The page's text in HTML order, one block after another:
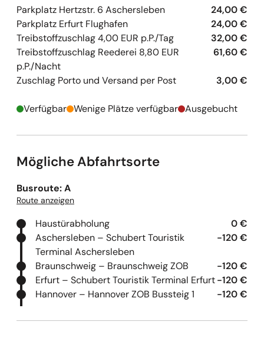
Reiseleitung
Austernverkostung in Cancale (3 Stück pro
Person)
Eintritt (ohne Führung) zur Abtei des Mont-
Saint-Michel
Besuch der Kathedrale in Amiens
Ausflügen
Parkplatz Hertzstr. 6 Aschersleben
24,00 €
Parkplatz Erfurt Flughafen
24,00 €
Treibstoffzuschlag 4,00 EUR p.P./Tag
32,00 €
Treibstoffzuschlag Reederei 8,80 EUR
p.P./Nacht
61,60 €
Zuschlag Porto und Versand per Post 3,00 €
Verfügbar Wenige Plätze verfügbar Ausgebucht
Mögliche Abfahrtsorte
Busroute: A
Route anzeigen
Haustürabholung
0 €
Aschersleben – Schubert Touristik
Terminal Aschersleben
-120 €
Braunschweig – Braunschweig ZOB
-120 €
Erfurt – Schubert Touristik Terminal Erfurt-120 €
Hannover – Hannover ZOB Bussteig 1
-120 €